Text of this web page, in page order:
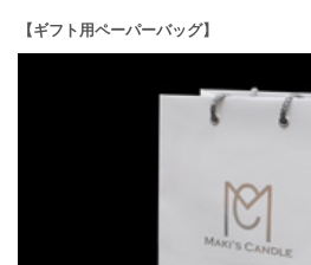
【ギフト用ペーパーバッグ】